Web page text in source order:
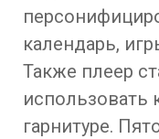
календарь,
Также плеер
использовать
гарнитуре.